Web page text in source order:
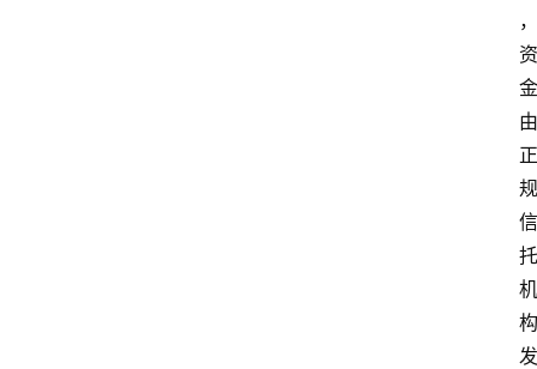
，
资
金
由
正
规
信
托
机
构
发